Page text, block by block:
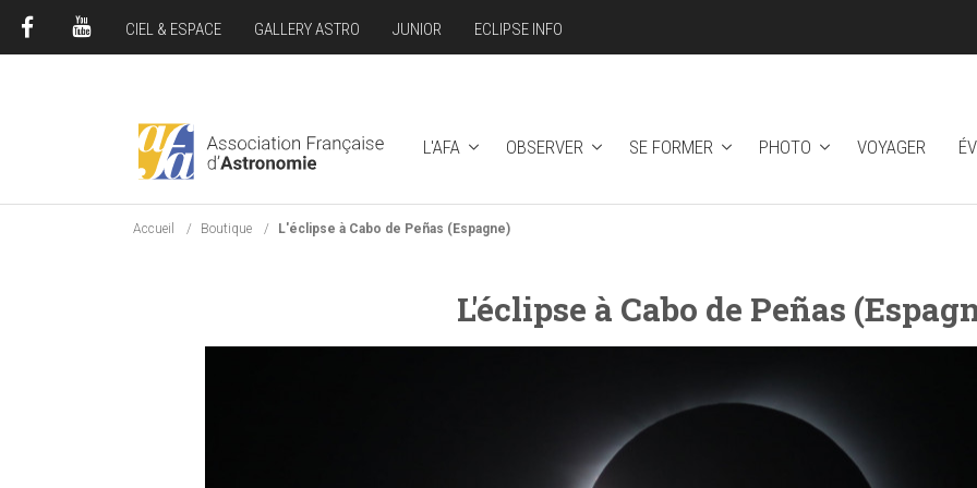
L'AFA OBSERVER SE FORMER PHOTO VOYAGER
CIEL & ESPACE GALLERY ASTRO JUNIOR ECLIPSE INFO
Accueil Boutique L'éclipse à Cabo de Peñas (Espagne)
L'éclipse à Cabo de Peñas